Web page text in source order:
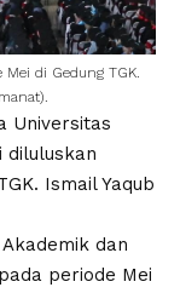
di Gedung TGK.
Universitas
diluluskan
Ismail Yaqub
dan
periode Mei